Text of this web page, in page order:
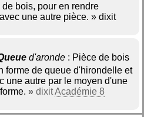
bois, pour en rendre
une autre pièce. » dixit
d'aronde : Pièce de bois
forme de queue d'hirondelle et
une autre par le moyen d'une
» dixitAcadémie 8